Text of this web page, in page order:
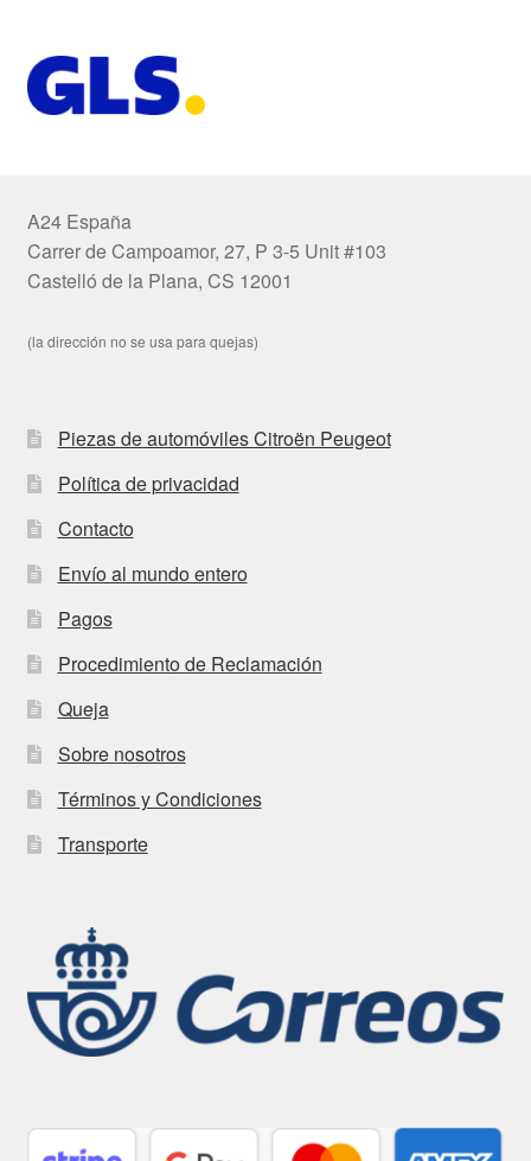
A24 España
Carrer de Campoamor, 27, P 3-5 Unit #103
Castelló de la Plana, CS 12001
(la dirección no se usa para quejas)
Piezas de automóviles Citroën Peugeot
Política de privacidad
Contacto
Envío al mundo entero
Pagos
Procedimiento de Reclamación
Queja
Sobre nosotros
Términos y Condiciones
Transporte